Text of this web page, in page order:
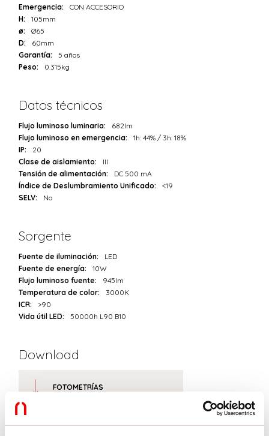
Emergencia:
CON ACCESORIO
H:
105mm
ø:
Ø65
D:
60mm
Garantía:
5 años
Peso:
0.315kg
Datos técnicos
Flujo luminoso luminaria:
682lm
Flujo luminoso en emergencia:
1h: 44% / 3h: 18%
IP:
20
Clase de aislamiento:
III
Tensión de alimentación:
DC 500 mA
Índice de Deslumbramiento Unificado:
<19
SELV:
No
Sorgente
Fuente de iluminación:
LED
Fuente de energía:
10W
Flujo luminoso fuente:
945lm
Temperatura de color:
3000K
ICR:
>90
Vida útil LED:
50000h L90 B10
Download
FOTOMETRÍAS